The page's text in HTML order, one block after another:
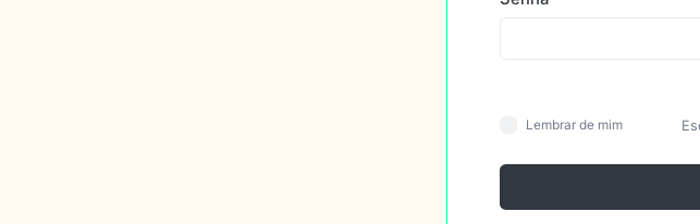
Lembrar de mim